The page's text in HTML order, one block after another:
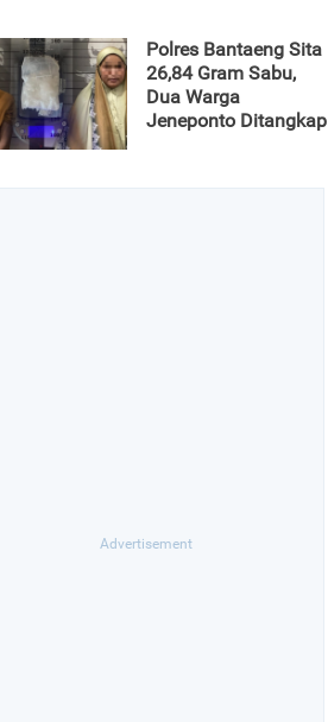
Polres Bantaeng Sita
26,84 Gram Sabu,
Dua Warga
Jeneponto Ditangkap